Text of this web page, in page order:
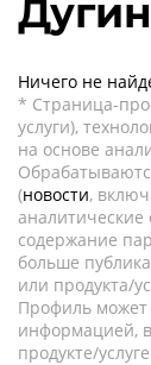
Ничего не
* Страница-
услуги),
на основе
(новости,
содержание
больше
или продукта/
Профиль может
информацией,
продукте/